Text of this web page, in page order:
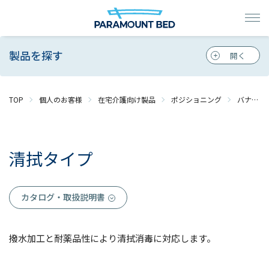
製品を探す
TOP 個人のお客様 在宅介護向け製品 ポジショニング バナナフィット
清拭タイプ
カタログ・取扱説明書
撥水加工と耐薬品性により清拭消毒に対応します。